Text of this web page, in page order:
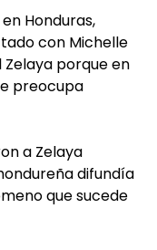
Honduras,
con Michelle
Zelaya porque en
preocupa
a Zelaya
difundía
que sucede